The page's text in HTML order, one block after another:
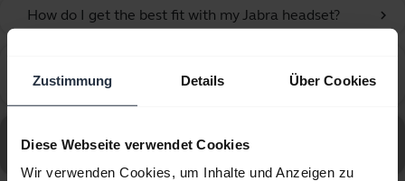
Zustimmung Details Über Cookies
Diese Webseite verwendet Cookies
Wir verwenden Cookies, um Inhalte und Anzeigen zu
How do I get the best fit with my Jabra headset? chevron_right
default settings?
55 - Link390c MS Mono aufrufen